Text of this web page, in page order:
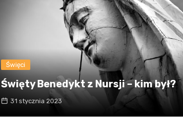
Święci
Święty Benedykt z Nursji – kim był?
31 stycznia 2023